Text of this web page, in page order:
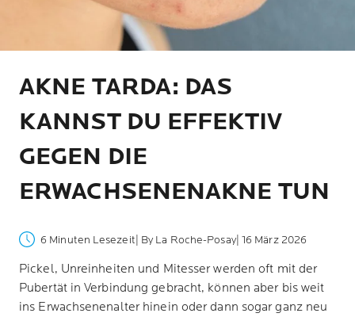
AKNE TARDA: DAS
KANNST DU EFFEKTIV
GEGEN DIE
ERWACHSENENAKNE TUN
6 Minuten Lesezeit | By La Roche-Posay| 16 März 2026
Pickel, Unreinheiten und Mitesser werden oft mit der
Pubertät in Verbindung gebracht, können aber bis weit
ins Erwachsenenalter hinein oder dann sogar ganz neu